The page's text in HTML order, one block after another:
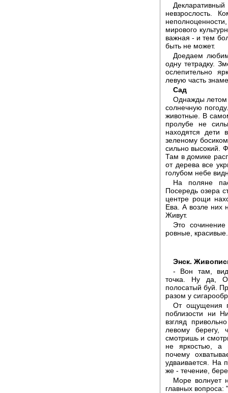
невзрослость.
мирового
важная - и тем
быть не может.
Доедаем
одну тетрадку.
ослепительно
левую часть
Cад
Однажды летом
солнечную
животные. В
пролубе не
находятся
зеленому
сильно высокий.
Там в домике
от дерева все
голубом небе
На поляне
Посередь озера
центре рощи
Ева. А возле них
Живут.
Это
ровные,
Энск.
- Вон там,
точка. Ну да,
полосатый буй.
разом у
От ощущения
поблизости ни
взгляд
левому берегу,
смотришь и
не яркостью, а
почему
удваивается. На
же - течение,
Море волнует
главных